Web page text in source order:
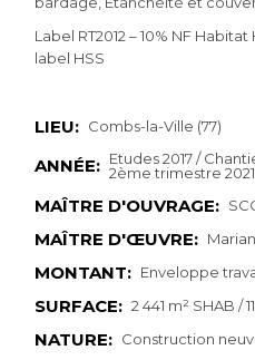
Label RT2012 – 10% NF
label HSS
LIEU: Combs-la-Ville (77)
ANNÉE: Etudes 2017 /
2ème trimestre 2021
MAÎTRE D'OUVRAGE:
MAÎTRE D'ŒUVRE:
MONTANT: Enveloppe
SURFACE: 2 441 m² SHAB /
NATURE: Construction